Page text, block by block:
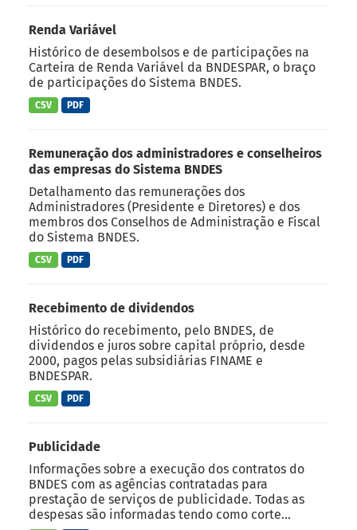
Renda Variável
Histórico de desembolsos e de participações na
Carteira de Renda Variável da BNDESPAR, o braço
de participações do Sistema BNDES.
CSV PDF
Remuneração dos administradores e conselheiros
das empresas do Sistema BNDES
Detalhamento das remunerações dos
Administradores (Presidente e Diretores) e dos
membros dos Conselhos de Administração e Fiscal
do Sistema BNDES.
CSV PDF
Recebimento de dividendos
Histórico do recebimento, pelo BNDES, de
dividendos e juros sobre capital próprio, desde
2000, pagos pelas subsidiárias FINAME e
BNDESPAR.
CSV PDF
Publicidade
Informações sobre a execução dos contratos do
BNDES com as agências contratadas para
prestação de serviços de publicidade. Todas as
despesas são informadas tendo como corte...